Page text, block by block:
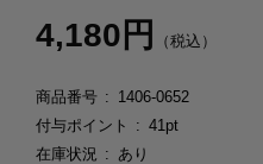
4,180円 （税込）
商品番号
1406-0652
付与ポイント
41pt
在庫状況
あり